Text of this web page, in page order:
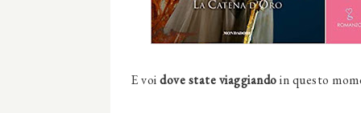
E voidove state viaggiandoin questo